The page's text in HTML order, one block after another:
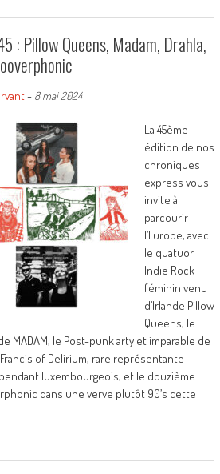
: Pillow Queens, Madam, Drahla,
- 8 mai 2024
La 45ème
édition de nos
chroniques
express vous
invite à
parcourir
l’Europe, avec
le quatuor
Indie Rock
féminin venu
d’Irlande Pillow
Queens, le
MADAM, le Post-punk arty et imparable de
of Delirium, rare représentante
luxembourgeois, et le douzième
dans une verve plutôt 90’s cette